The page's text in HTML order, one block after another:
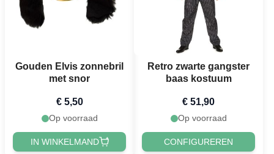
Gouden Elvis zonnebril
met snor
€ 5,50
Op voorraad
IN WINKELMAND
Retro zwarte gangster
baas kostuum
€ 51,90
Op voorraad
CONFIGUREREN